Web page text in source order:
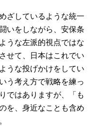
ざしているような統一
いをしながら、安保条
うな左派的視点ではな
せて、日本はこれでい
うな投げかけをしてい
う考え方で戦略を練っ
ではありますが、「も
を、身近なことも含め